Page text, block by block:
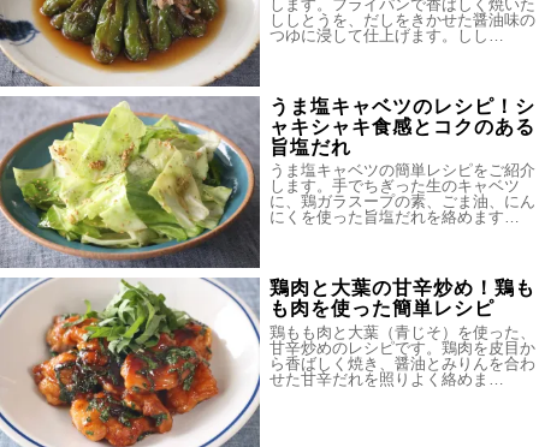
します。フライパンで香ばしく焼いた
ししとうを、だしをきかせた醤油味の
つゆに浸して仕上げます。しし…
うま塩キャベツのレシピ！シ
ャキシャキ食感とコクのある
旨塩だれ
うま塩キャベツの簡単レシピをご紹介
します。手でちぎった生のキャベツ
に、鶏ガラスープの素、ごま油、にん
にくを使った旨塩だれを絡めます…
鶏肉と大葉の甘辛炒め！鶏も
も肉を使った簡単レシピ
鶏もも肉と大葉（青じそ）を使った、
甘辛炒めのレシピです。鶏肉を皮目か
ら香ばしく焼き、醤油とみりんを合わ
せた甘辛だれを照りよく絡めま…